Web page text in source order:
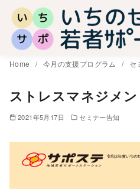
Home 今月の支援プログラム セ
ストレスマネジメ
2021年5月17日 セミナー告知